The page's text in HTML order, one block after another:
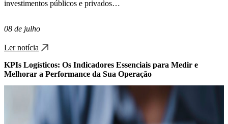
investimentos públicos e privados…
08 de julho
Ler notícia
KPIs Logísticos: Os Indicadores Essenciais para Medir e
Melhorar a Performance da Sua Operação